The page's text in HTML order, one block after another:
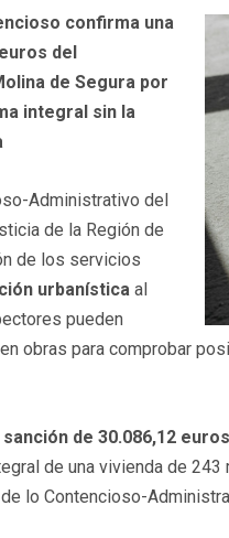
confirma una
del
de Segura por
integral sin la
Administrativo del
de la Región de
de los servicios
urbanística al
pueden
obras para comprobar
sanción de 30.086,12 euros
de una vivienda de
lo Contencioso-